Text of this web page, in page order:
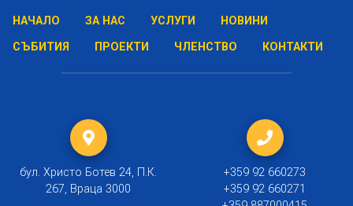
НАЧАЛО ЗА НАС УСЛУГИ
НОВИНИ
СЪБИТИЯ
ПРОЕКТИ ЧЛЕНСТВО КОНТАКТИ
бул. Христо Ботев 24, П.К.
267, Враца 3000
+359 92 660273
+359 92 660271